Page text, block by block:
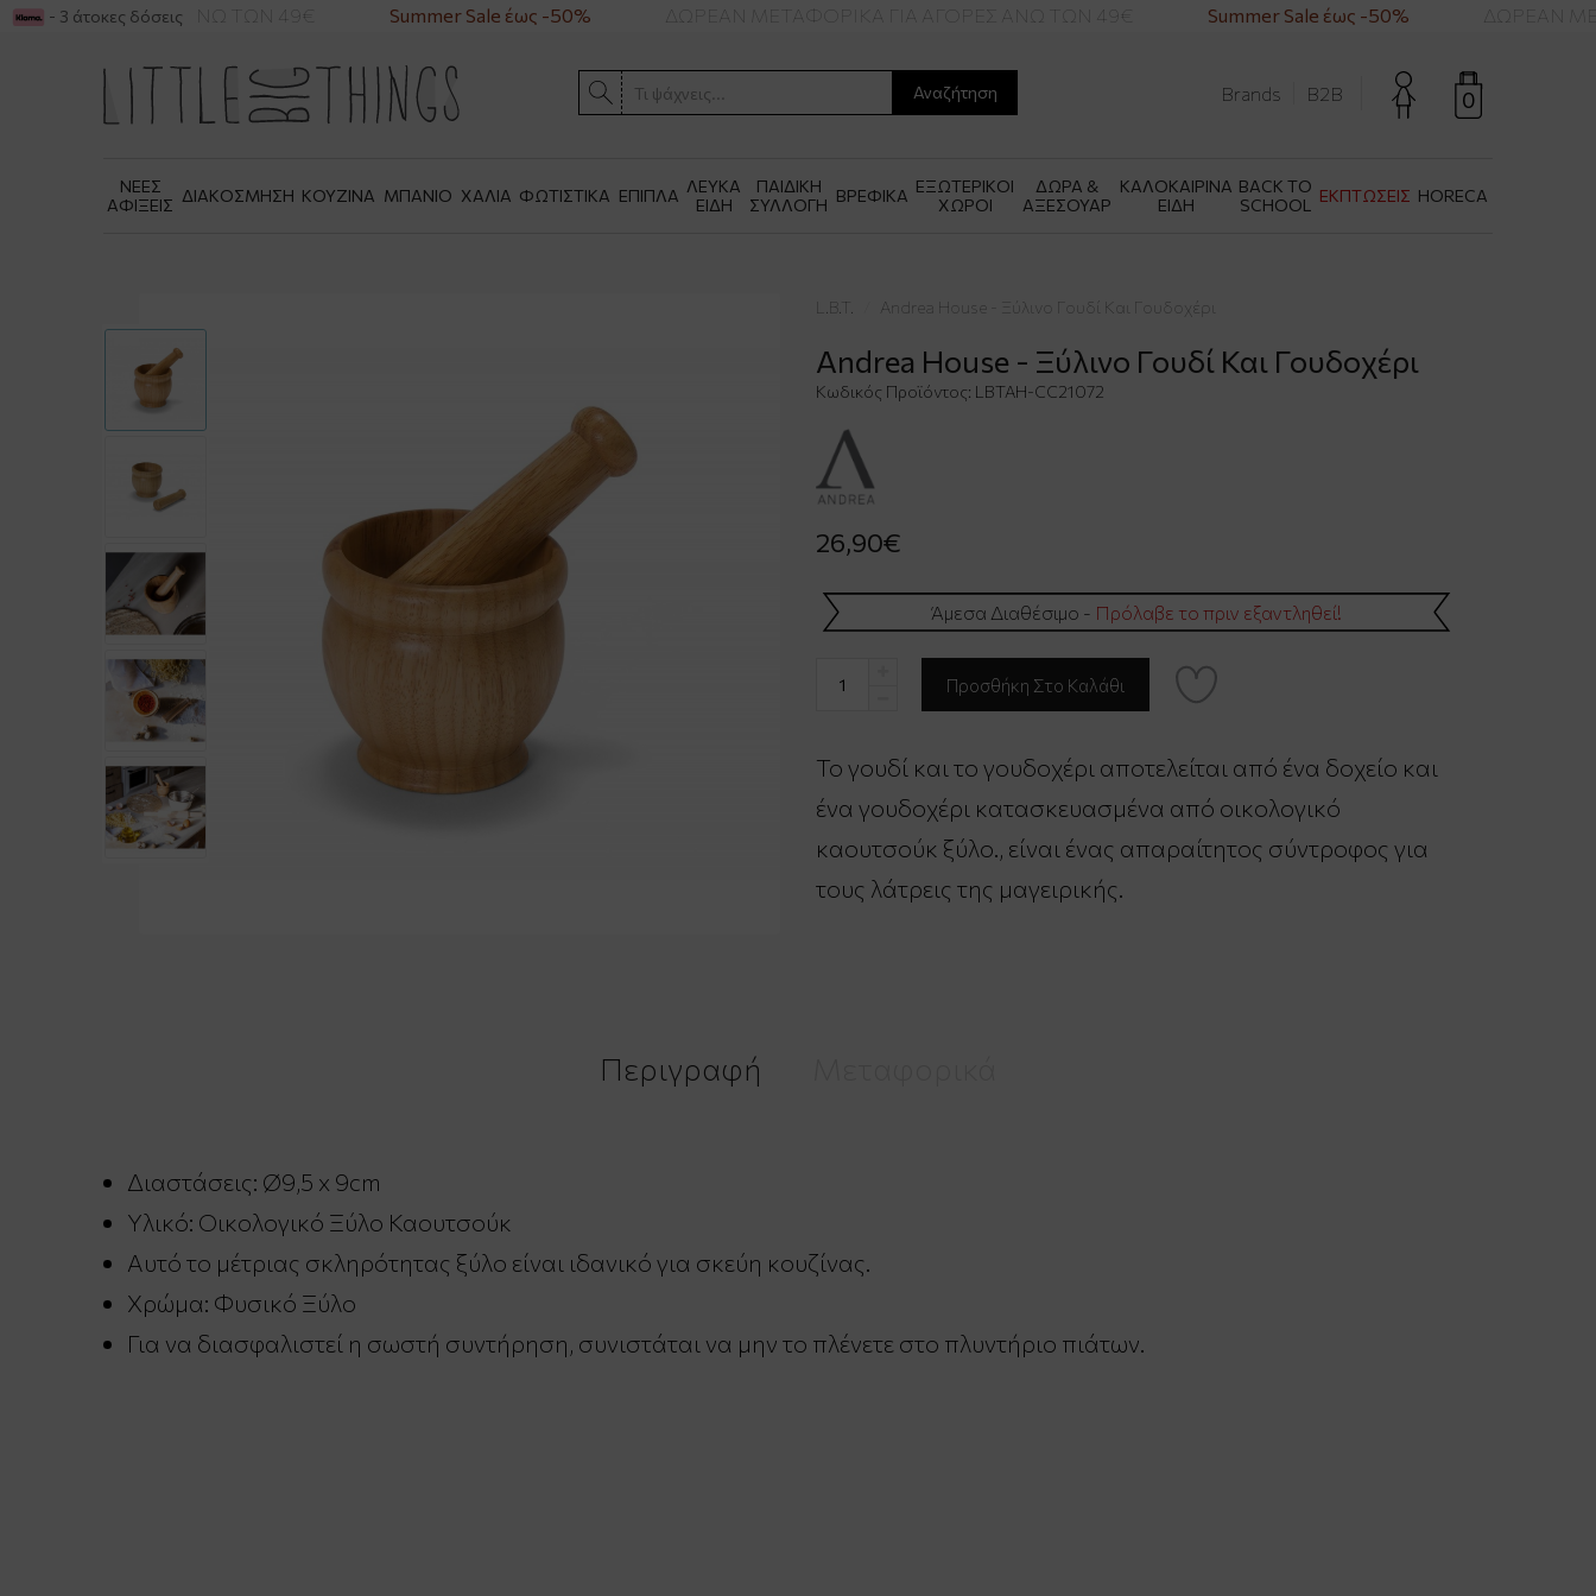
ΓΙΑ ΑΓΟΡΕΣ ΑΝΩ ΤΩΝ 49€ Summer Sale έως -50% ΔΩΡΕΑΝ ΜΕΤΑΦΟΡΙΚΑ ΓΙΑ ΑΓΟΡΕΣ ΑΝΩ ΤΩΝ 49€ Summer Sale έως -50% ΔΩΡΕΑΝ
- 3 άτοκες δόσεις
Αναζήτηση 0
Brands B2B
ΝΕΕΣ
ΑΦΙΞΕΙΣ ΔΙΑΚΟΣΜΗΣΗ ΚΟΥΖΙΝΑ ΜΠΑΝΙΟ ΧΑΛΙΑ ΦΩΤΙΣΤΙΚΑ ΕΠΙΠΛΑ ΛΕΥΚΑ
ΕΙΔΗ
ΠΑΙΔΙΚΗ
ΣΥΛΛΟΓΗ ΒΡΕΦΙΚΑ ΕΞΩΤΕΡΙΚΟΙ
ΧΩΡΟΙ
ΔΩΡΑ &
ΑΞΕΣΟΥΑΡ
ΚΑΛΟΚΑΙΡΙΝΑ
ΕΙΔΗ
BACK TO
SCHOOL
ΕΚΠΤΩΣΕΙΣ HORECA
L.B.T. Andrea House - Ξύλινο Γουδί Και Γουδοχέρι
Andrea House - Ξύλινο Γουδί Και Γουδοχέρι
Κωδικός Προϊόντος: LBTAH-CC21072
26,90€
Άμεσα Διαθέσιμο - Πρόλαβε το πριν εξαντληθεί!
Το γουδί και το γουδοχέρι αποτελείται από ένα δοχείο και
ένα γουδοχέρι κατασκευασμένα από οικολογικό
καουτσούκ ξύλο., είναι ένας απαραίτητος σύντροφος για
τους λάτρεις της μαγειρικής.
Περιγραφή
Διαστάσεις: Ø9,5 x 9cm
Υλικό: Οικολογικό Ξύλο Καουτσούκ
Αυτό το μέτριας σκληρότητας ξύλο είναι ιδανικό για σκεύη κουζίνας.
Χρώμα: Φυσικό Ξύλο
Για να διασφαλιστεί η σωστή συντήρηση, συνιστάται να μην το πλένετε στο πλυντήριο πιάτων.